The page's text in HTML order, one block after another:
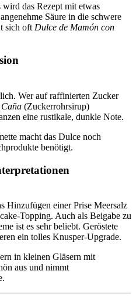
das Rezept mit etwas
Säure in die schwere
sich oft Dulce de Mamón con
Wer auf raffinierten Zucker
(Zuckerrohrsirup)
eine rustikale, dunkle Note.
macht das Dulce noch
benötigt.
Hinzufügen einer Prise Meersalz
Topping. Auch als Beigabe zu
ist es sehr beliebt. Geröstete
ein tolles Knusper-Upgrade.
in kleinen Gläsern mit
aus und nimmt